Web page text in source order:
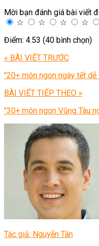
Mời bạn đánh giá bài viết
☆
☆ ☆ ☆
Điểm: 4.53 (40 bình chọn)
« BÀI VIẾT TRƯỚC
"20+ món ngon ngày tết
BÀI VIẾT TIẾP THEO »
"30+ món ngon Vũng Tàu
Tác giả: Nguyễn Tân